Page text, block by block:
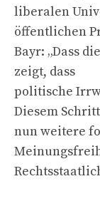
liberalen
öffentlichen
Bayr: „Dass
zeigt, dass
politische
Diesem
nun weitere